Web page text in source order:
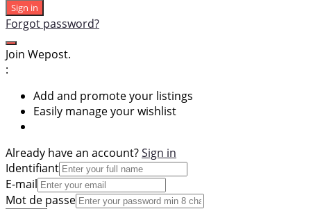
Sign in
Forgot password?
Join Wepost.
:
Add and promote your listings
Easily manage your wishlist
Already have an account?Sign in
Identifiant
E-mail
Mot de passe